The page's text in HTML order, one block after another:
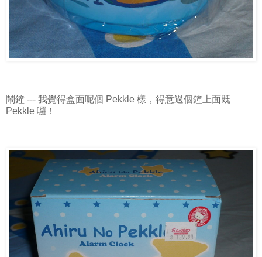
鬧鐘 --- 我覺得盒面呢個 Pekkle 樣，得意過個鐘上面既
Pekkle 囉！